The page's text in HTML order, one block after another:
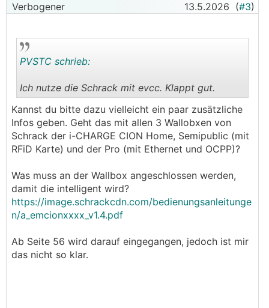
Verbogener 13.5.2026 (#3)
..
PVSTC schrieb:
Ich nutze die Schrack mit evcc. Klappt gut.
Kannst du bitte dazu vielleicht ein paar zusätzliche
Infos geben. Geht das mit allen 3 Wallobxen von
Schrack der i-CHARGE CION Home, Semipublic (mit
RFiD Karte) und der Pro (mit Ethernet und OCPP)?
Was muss an der Wallbox angeschlossen werden,
damit die intelligent wird?
https://image.schrackcdn.com/bedienungsanleitunge
n/a_emcionxxxx_v1.4.pdf
Ab Seite 56 wird darauf eingegangen, jedoch ist mir
das nicht so klar.